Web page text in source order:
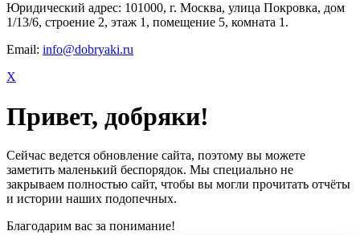
Юридический адрес: 101000, г. Москва, улица Покровка, дом
1/13/6, строение 2, этаж 1, помещение 5, комната 1.
Email: info@dobryaki.ru
X
Привет, добряки!
Сейчас ведется обновление сайта, поэтому вы можете
заметить маленький беспорядок. Мы специально не
закрываем полностью сайт, чтобы вы могли прочитать отчёты
и истории наших подопечных.
Благодарим вас за понимание!